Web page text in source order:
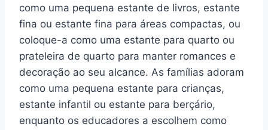
como uma pequena estante de livros, estante
fina ou estante fina para áreas compactas, ou
coloque-a como uma estante para quarto ou
prateleira de quarto para manter romances e
decoração ao seu alcance. As famílias adoram
como uma pequena estante para crianças,
estante infantil ou estante para berçário,
enquanto os educadores a escolhem como